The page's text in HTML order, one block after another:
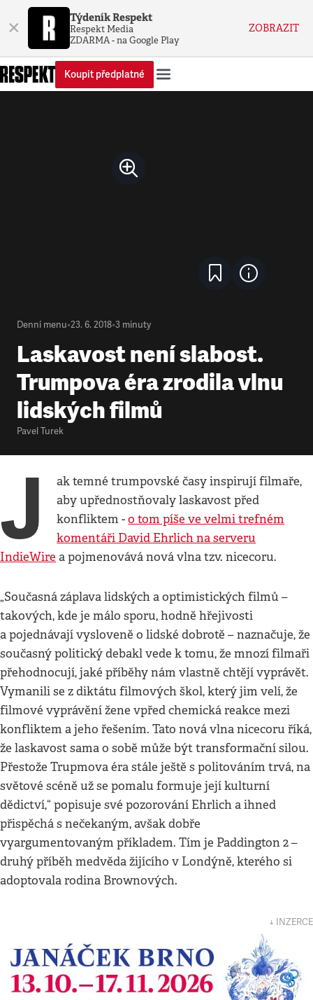
× Týdeník Respekt
Respekt Media
ZDARMA - na Google Play
ZOBRAZIT
Koupit předplatné
Denní menu•23. 6. 2018•3 minuty
Laskavost není slabost.
Trumpova éra zrodila vlnu
lidských filmů
Pavel Turek
J
ak temné trumpovské časy inspirují filmaře,
aby upřednostňovaly laskavost před
konfliktem -o tom píše ve velmi trefném
komentáři David Ehrlich na serveru
IndieWire a pojmenovává nová vlna tzv. nicecoru.
„Současná záplava lidských a optimistických filmů –
takových, kde je málo sporu, hodně hřejivosti
a pojednávají vysloveně o lidské dobrotě – naznačuje, že
současný politický debakl vede k tomu, že mnozí filmaři
přehodnocují, jaké příběhy nám vlastně chtějí vyprávět.
Vymanili se z diktátu filmových škol, který jim velí, že
filmové vyprávění žene vpřed chemická reakce mezi
konfliktem a jeho řešením. Tato nová vlna nicecoru říká,
že laskavost sama o sobě může být transformační silou.
Přestože Trupmova éra stále ještě s politováním trvá, na
světové scéně už se pomalu formuje její kulturní
dědictví,“ popisuje své pozorování Ehrlich a ihned
přispěchá s nečekaným, avšak dobře
vyargumentovaným příkladem. Tím je Paddington 2 –
druhý příběh medvěda žijícího v Londýně, kterého si
adoptovala rodina Brownových.
↓ INZERCE